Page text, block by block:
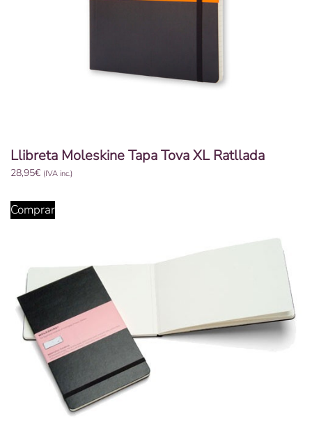
Llibreta Moleskine Tapa Tova XL Ratllada
28,95€ (IVA inc.)
Comprar